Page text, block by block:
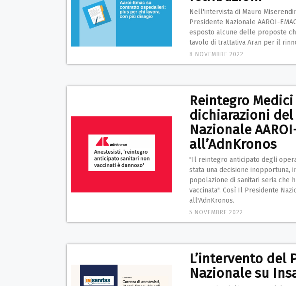
Nell'intervista di Mauro
Presidente Nazionale AAROI-
esposto alcune delle proposte
tavolo di trattativa Aran per il
8 NOVEMBRE 2022
Reintegro Medici
dichiarazioni del
Nazionale
all’AdnKronos
"Il reintegro anticipato degli
stata una decisione inopportuna,
popolazione di sanitari seria che
vaccinata". Così Il Presidente
all'AdnKronos.
5 NOVEMBRE 2022
L’intervento del
Nazionale su